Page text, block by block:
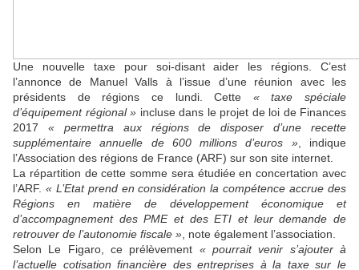
Une nouvelle taxe pour soi-disant aider les régions. C’est
l’annonce de Manuel Valls à l’issue d’une réunion avec les
présidents de régions ce lundi. Cette « taxe spéciale
d’équipement régional » incluse dans le projet de loi de Finances
2017 « permettra aux régions de disposer d’une recette
supplémentaire annuelle de 600 millions d’euros », indique
l’Association des régions de France (ARF) sur son site internet.
La répartition de cette somme sera étudiée en concertation avec
l’ARF. « L’Etat prend en considération la compétence accrue des
Régions en matière de développement économique et
d’accompagnement des PME et des ETI et leur demande de
retrouver de l’autonomie fiscale » , note également l’association.
Selon Le Figaro, ce prélèvement « pourrait venir s’ajouter à
l’actuelle cotisation financière des entreprises à la taxe sur le